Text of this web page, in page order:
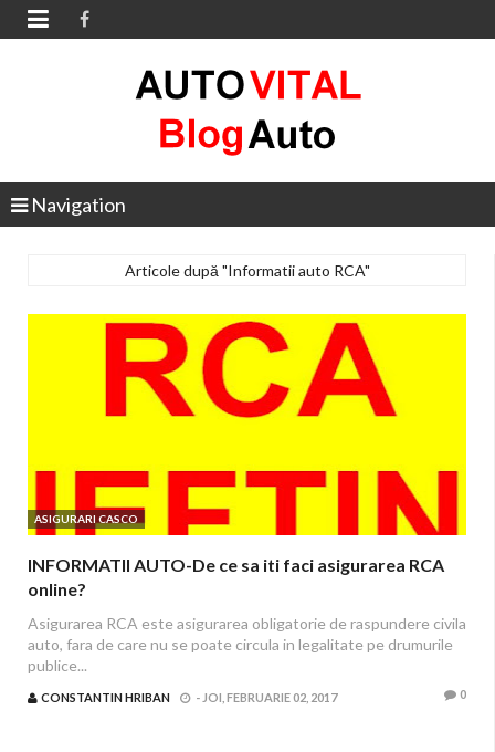

Navigation
Articole după "Informatii auto RCA"
ASIGURARI CASCO
INFORMATII AUTO-De ce sa iti faci asigurarea RCA
online?
Asigurarea RCA este asigurarea obligatorie de raspundere civila
auto, fara de care nu se poate circula in legalitate pe drumurile
publice...
CONSTANTIN HRIBAN - JOI, FEBRUARIE 02, 2017 0